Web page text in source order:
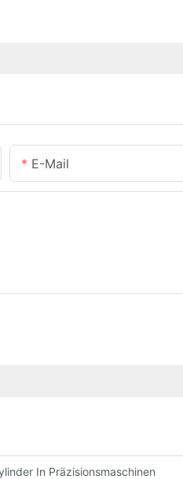
E-Mail
In Präzisionsmaschinen